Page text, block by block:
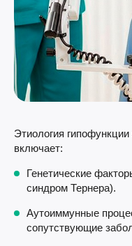
Этиология
включает:
Генетические
синдром Тернера).
Аутоиммунные
сопутствующие